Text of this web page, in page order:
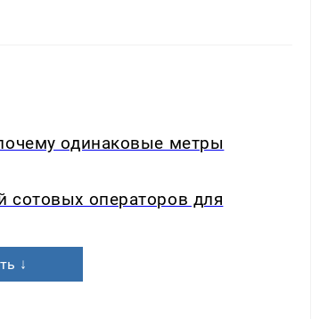
одинаковые метры
сотовых операторов для
↓